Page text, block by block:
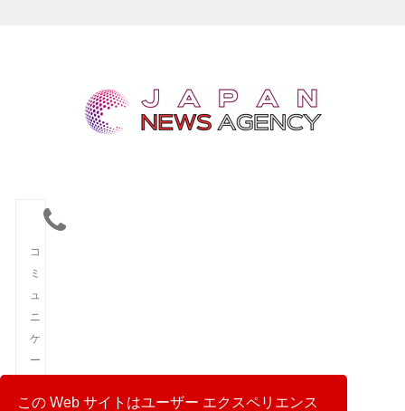
この Web サイトはユーザー エクスペリエンス
コ
ミ
ュ
ニ
ケ
ー
ョ